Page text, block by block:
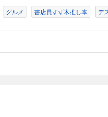
グルメ 書店員すず木推し本 デ